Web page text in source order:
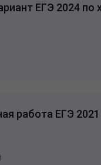
ЕГЭ 2024 по
работа ЕГЭ